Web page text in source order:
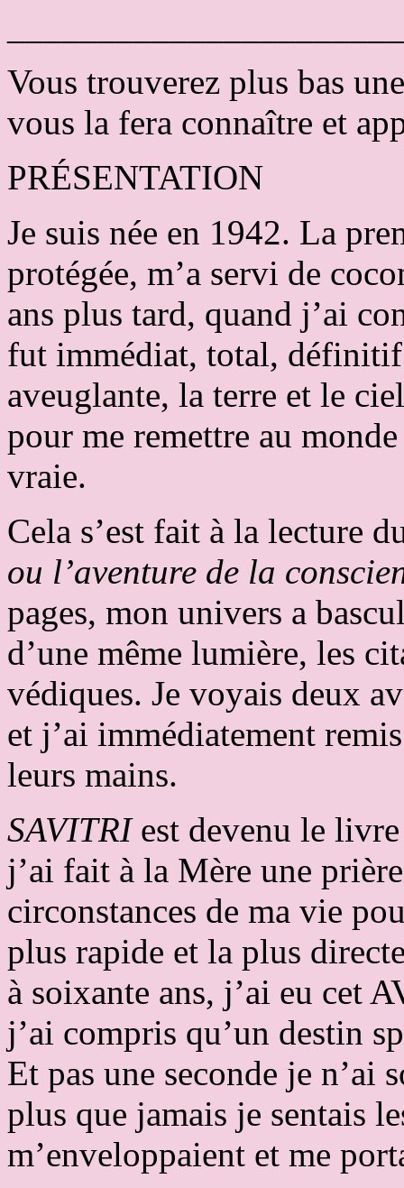
Vous trouverez plus bas
vous la fera connaître et
PRÉSENTATION
Je suis née en 1942. La
protégée, m’a servi de
ans plus tard, quand j’ai
fut immédiat, total,
aveuglante, la terre et le
pour me remettre au
vraie.
Cela s’est fait à la lecture
ou l’aventure de la
pages, mon univers a
d’une même lumière, les
védiques. Je voyais deux
et j’ai immédiatement
leurs mains.
SAVITRI est devenu le
j’ai fait à la Mère une
circonstances de ma vie
plus rapide et la plus
à soixante ans, j’ai eu cet
j’ai compris qu’un destin
Et pas une seconde je n’ai
plus que jamais je sentais
m’enveloppaient et me